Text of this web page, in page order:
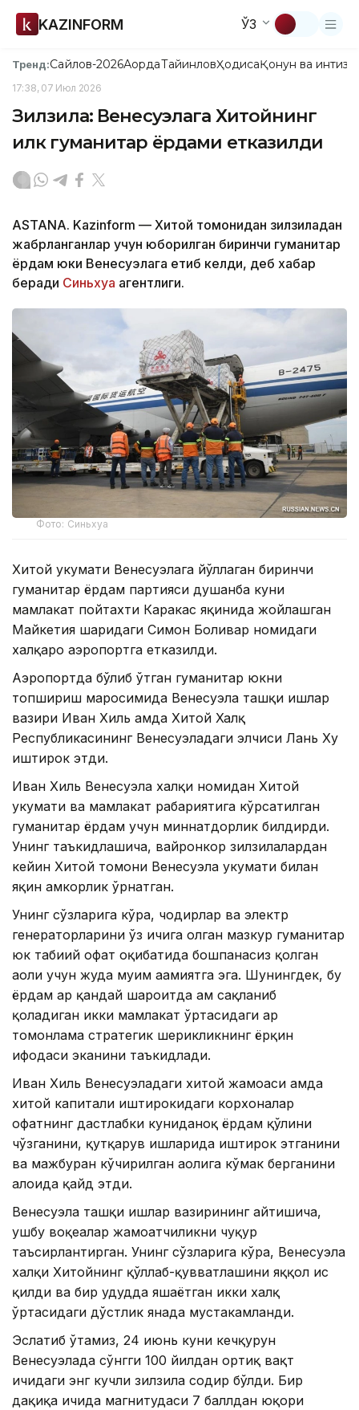
KAZINFORM ЎЗ
Тренд:Сайлов-2026АқордаТайинловҲодисаҚонун ва
17:38, 07 Июл 2026
Зилзила: Венесуэлага Хитойнинг
илк гуманитар ёрдами етказилди
ASTANA. Kazinform — Хитой томонидан зилзиладан
жабрланганлар учун юборилган биринчи гуманитар
ёрдам юки Венесуэлага етиб келди, деб хабар
беради Синьхуа агентлиги.
Фото: Синьхуа
Хитой ҳукумати Венесуэлага йўллаган биринчи
гуманитар ёрдам партияси душанба куни
мамлакат пойтахти Каракас яқинида жойлашган
Майкетия шаҳридаги Симон Боливар номидаги
халқаро аэропортга етказилди.
Аэропортда бўлиб ўтган гуманитар юкни
топшириш маросимида Венесуэла ташқи ишлар
вазири Иван Хиль ҳамда Хитой Халқ
Республикасининг Венесуэладаги элчиси Лань Ху
иштирок этди.
Иван Хиль Венесуэла халқи номидан Хитой
ҳукумати ва мамлакат раҳбариятига кўрсатилган
гуманитар ёрдам учун миннатдорлик билдирди.
Унинг таъкидлашича, вайронкор зилзилалардан
кейин Хитой томони Венесуэла ҳукумати билан
яқин ҳамкорлик ўрнатган.
Унинг сўзларига кўра, чодирлар ва электр
генераторларини ўз ичига олган мазкур гуманитар
юк табиий офат оқибатида бошпанасиз қолган
аҳоли учун жуда муҳим аҳамиятга эга. Шунингдек, бу
ёрдам ҳар қандай шароитда ҳам сақланиб
қоладиган икки мамлакат ўртасидаги ҳар
томонлама стратегик шерикликнинг ёрқин
ифодаси эканини таъкидлади.
Иван Хиль Венесуэладаги хитой жамоаси ҳамда
хитой капитали иштирокидаги корхоналар
офатнинг дастлабки куниданоқ ёрдам қўлини
чўзганини, қутқарув ишларида иштирок этганини
ва мажбуран кўчирилган аҳолига кўмак берганини
алоҳида қайд этди.
Венесуэла ташқи ишлар вазирининг айтишича,
ушбу воқеалар жамоатчиликни чуқур
таъсирлантирган. Унинг сўзларига кўра, Венесуэла
халқи Хитойнинг қўллаб-қувватлашини яққол ҳис
қилди ва бир ҳудудда яшаётган икки халқ
ўртасидаги дўстлик янада мустаҳкамланди.
Эслатиб ўтамиз, 24 июнь куни кечқурун
Венесуэлада сўнгги 100 йилдан ортиқ вақт
ичидаги энг кучли зилзила содир бўлди. Бир
дақиқа ичида магнитудаси 7 баллдан юқори